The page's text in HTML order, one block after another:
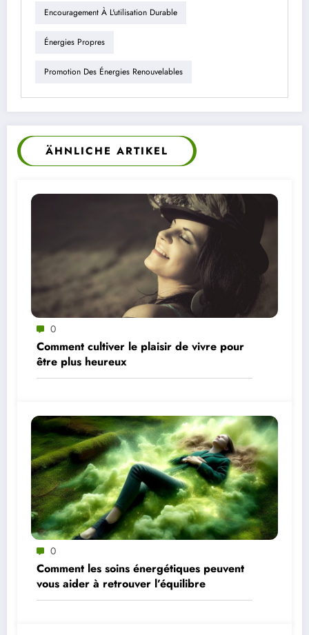
Encouragement À L'utilisation Durable
Énergies Propres
Promotion Des Énergies Renouvelables
ÄHNLICHE ARTIKEL
0
Comment cultiver le plaisir de vivre pour
être plus heureux
0
Comment les soins énergétiques peuvent
vous aider à retrouver l’équilibre